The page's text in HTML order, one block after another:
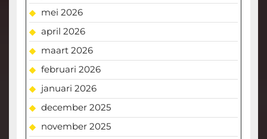
mei 2026
april 2026
maart 2026
februari 2026
januari 2026
december 2025
november 2025